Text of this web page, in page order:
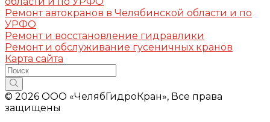
Ремонт автокранов в Челябинской области и по
УРФО
Ремонт и восстановление гидравлики
Ремонт и обслуживание гусеничных кранов
Карта сайта
© 2026 ООО «ЧелябГидроКран», Все права
защищены